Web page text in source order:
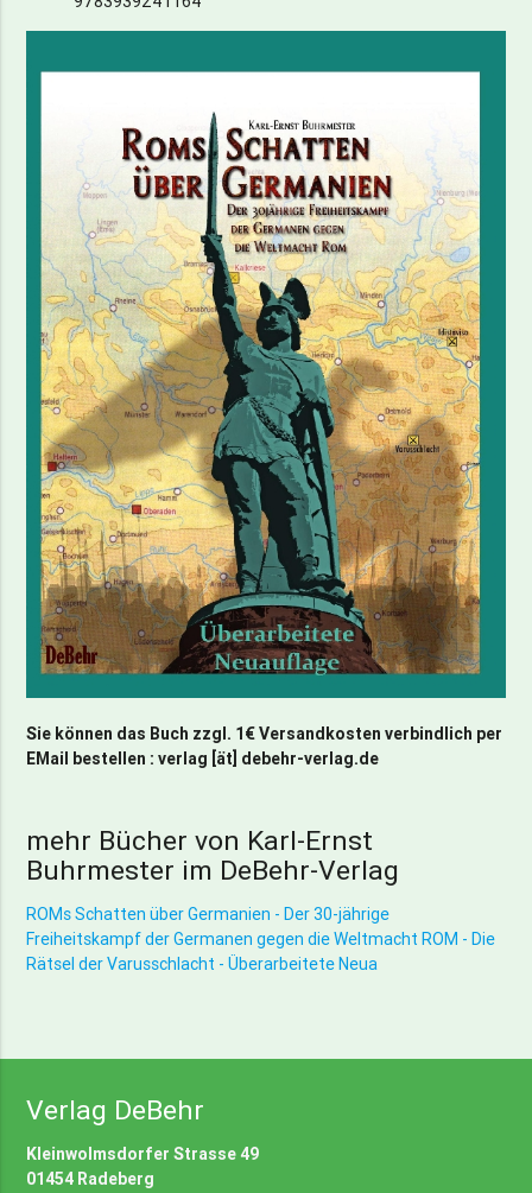
Sie können das Buch zzgl. 1€ Versandkosten verbindlich per
EMail bestellen : verlag [ät] debehr-verlag.de
mehr Bücher von Karl-Ernst
Buhrmester im DeBehr-Verlag
ROMs Schatten über Germanien - Der 30-jährige
Freiheitskampf der Germanen gegen die Weltmacht ROM - Die
Rätsel der Varusschlacht - Überarbeitete Neua
Verlag DeBehr
Kleinwolmsdorfer Strasse 49
01454 Radeberg